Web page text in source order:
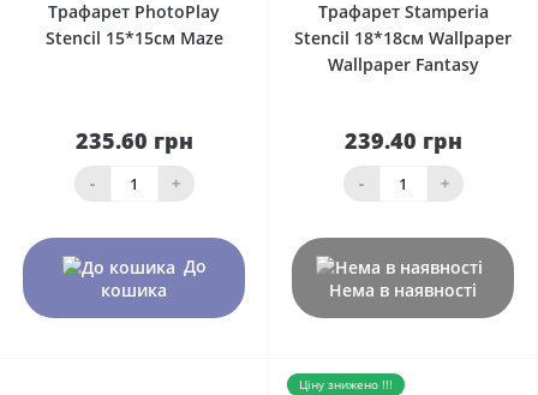
Трафарет PhotoPlay
Stencil 15*15см Maze
235.60 грн
- +
До
кошика
Трафарет Stamperia
Stencil 18*18см Wallpaper
Wallpaper Fantasy
239.40 грн
- +
Нема в наявності
Ціну знижено !!!